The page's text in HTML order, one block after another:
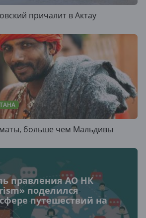
причалит в Актау
больше чем Мальдивы
правления АО НК
поделился
путешествий на